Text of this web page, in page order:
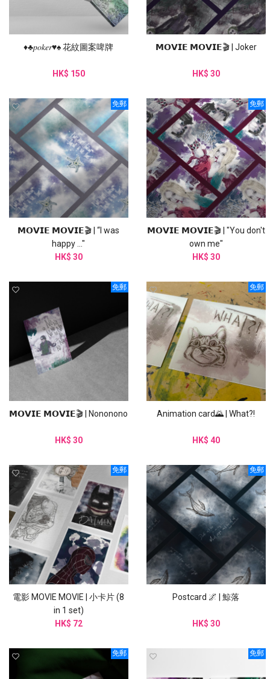
♦︎♣︎𝑝𝑜𝑘𝑒𝑟♥︎♠︎ 花紋圖案啤牌
HK$ 150
𝗠𝗢𝗩𝗜𝗘 𝗠𝗢𝗩𝗜𝗘🎬 | Joker
HK$ 30
免郵
𝗠𝗢𝗩𝗜𝗘 𝗠𝗢𝗩𝗜𝗘🎬 | “I was
happy ..."
HK$ 30
免郵
𝗠𝗢𝗩𝗜𝗘 𝗠𝗢𝗩𝗜𝗘🎬 | "You don't
own me"
HK$ 30
免郵
𝗠𝗢𝗩𝗜𝗘 𝗠𝗢𝗩𝗜𝗘🎬 | Nononono
HK$ 30
免郵
Animation card🌄 | What?!
HK$ 40
免郵
電影 MOVIE MOVIE | 小卡片 (8
in 1 set)
HK$ 72
免郵
Postcard 🌌 | 鯨落
HK$ 30
免郵 免郵